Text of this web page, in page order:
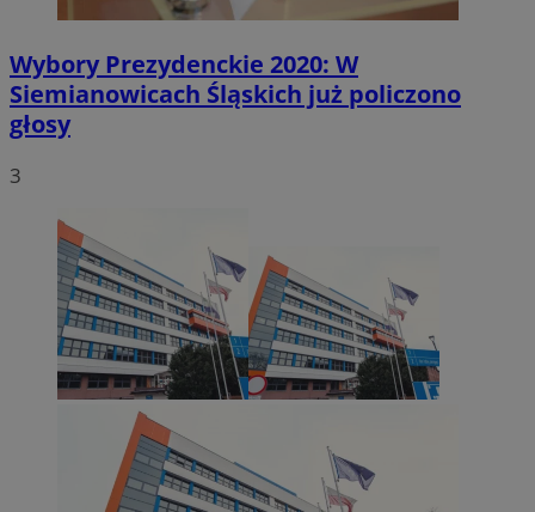
Wybory Prezydenckie 2020: W
Siemianowicach Śląskich już policzono
głosy
3